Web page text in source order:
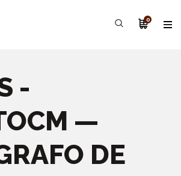
0
-
—
DE